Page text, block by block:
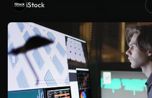
iStock